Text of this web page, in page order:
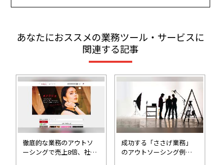
あなたにおススメの業務ツール・サービスに
関連する記事
徹底的な業務のアウトソ
ーシングで売上8倍、社員
成功する「ささげ業務」
のアウトソーシング例を